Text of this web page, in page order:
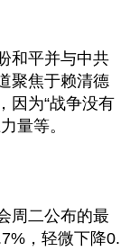
和平并与中共
聚焦于赖清德
因为“战争没有
量等。
周二公布的最
，轻微下降0.